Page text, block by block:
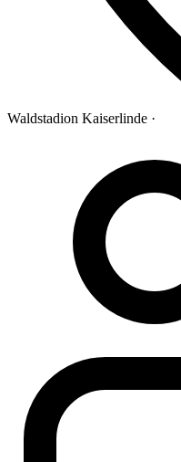
Waldstadion Kaiserlinde ·